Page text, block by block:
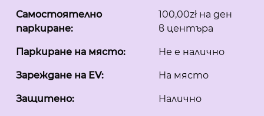
Самостоятелно
паркиране:
100,00zł на ден
в центъра
Паркиране на място: Не е налично
Зареждане на EV: На място
Защитено: Налично